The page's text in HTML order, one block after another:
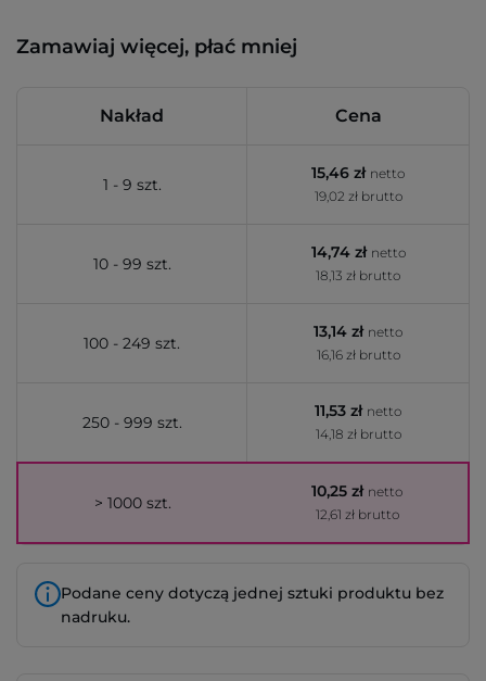
Zamawiaj więcej, płać mniej
Nakład Cena
1 - 9 szt.
15,46 zł netto
19,02 zł brutto
10 - 99 szt.
14,74 zł netto
18,13 zł brutto
100 - 249 szt.
13,14 zł netto
16,16 zł brutto
250 - 999 szt.
11,53 zł netto
14,18 zł brutto
> 1000 szt.
10,25 zł netto
12,61 zł brutto
Podane ceny dotyczą jednej sztuki produktu bez
nadruku.